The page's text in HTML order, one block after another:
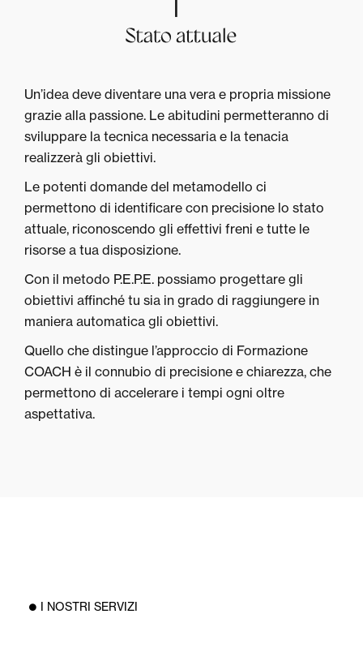
Un’idea deve diventare una vera e propria missione
grazie alla passione. Le abitudini permetteranno di
sviluppare la tecnica necessaria e la tenacia
realizzerà gli obiettivi.
Le potenti domande del metamodello ci
permettono di identificare con precisione lo stato
attuale, riconoscendo gli effettivi freni e tutte le
risorse a tua disposizione.
Con il metodo P.E.P.E. possiamo progettare gli
obiettivi affinché tu sia in grado di raggiungere in
maniera automatica gli obiettivi.
Quello che distingue l’approccio di Formazione
COACH è il connubio di precisione e chiarezza, che
permettono di accelerare i tempi ogni oltre
aspettativa.
I NOSTRI SERVIZI